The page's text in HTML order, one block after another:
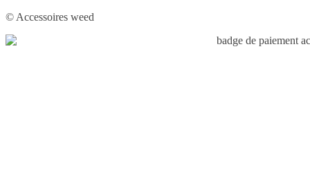
© Accessoires weed